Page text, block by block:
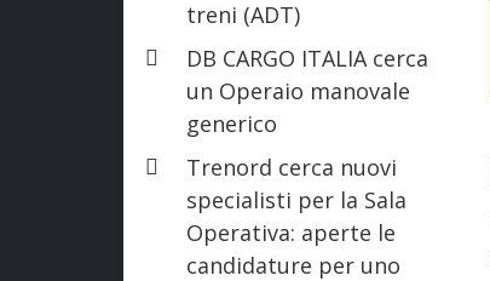
treni (ADT)
DB CARGO ITALIA cerca
un Operaio manovale
generico
Trenord cerca nuovi
specialisti per la Sala
Operativa: aperte le
candidature per uno